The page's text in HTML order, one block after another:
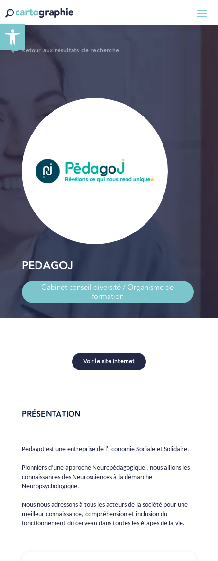
Ouvrir la barre d’outils
Retour aux résultats de recherche
PEDAGOJ
Cabinet conseil diversité / Organisme de
formation
Voir le site internet
PRÉSENTATION
PedagoJ est une entreprise de l'Economie Sociale et Solidaire.
Pionniers d’une approche Neuropédagogique , nous allions les
connaissances des Neurosciences à la démarche
Neuropsychologique.
Nous nous adressons à tous les acteurs de la société pour une
meilleur connaissance, compréhension et inclusion du
fonctionnement du cerveau dans toutes les étapes de la vie.